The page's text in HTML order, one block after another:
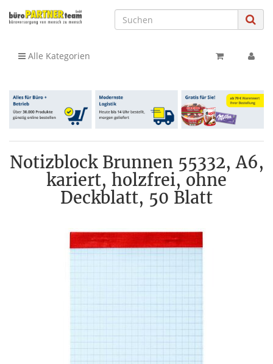
Alle Kategorien
Notizblock Brunnen 55332, A6,
kariert, holzfrei, ohne
Deckblatt, 50 Blatt